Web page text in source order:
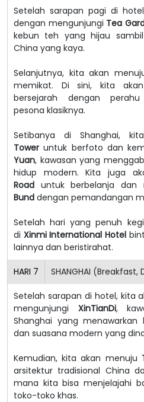
Setelah sarapan pagi di
dengan mengunjungi Tea
kebun teh yang hijau
China yang kaya.
Selanjutnya, kita akan
memikat. Di sini, kita
bersejarah dengan
pesona klasiknya.
Setibanya di Shanghai,
Tower untuk berfoto dan
Yuan, kawasan yang
hidup modern. Kita juga
Road untuk berbelanja dan
Bund dengan pemandangan
Setelah hari yang penuh
di Xinmi International Hotel
lainnya dan beristirahat.
HARI 7 SHANGHAI (Breakfast,
Setelah sarapan di hotel, kita
mengunjungi XinTianDi,
Shanghai yang menawarkan
dan suasana modern yang
Kemudian, kita akan menuju
arsitektur tradisional China
mana kita bisa menjelajahi
toko-toko khas.